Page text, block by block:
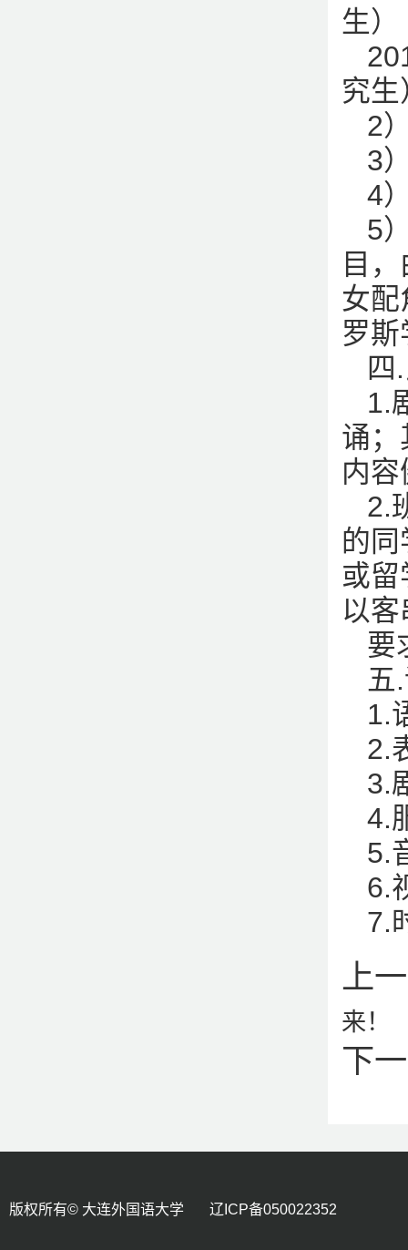
生）
究生
2
3
4
5
目
女
罗
四
1.
诵；
内
2.
的
或
以
要
五
1.
2.
3.
4.
5.
6.
7.
上
来！
下
版权所有© 大连外国语大学 辽ICP备050022352